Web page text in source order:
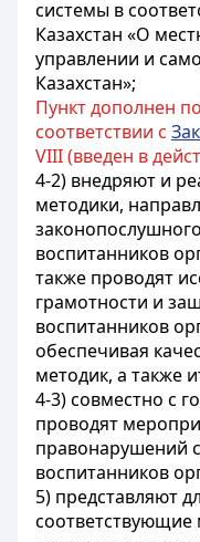
системы в
Казахстан «О
управлении и
Казахстан»;
Пункт дополнен
соответствии с
VIII (введен в
4-2) внедряют и
методики,
воспитанников
также проводят
грамотности и
воспитанников
обеспечивая
методик, а также
4-3) совместно с
проводят
правонарушений
воспитанников
5) представляют
соответствующие